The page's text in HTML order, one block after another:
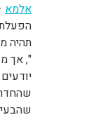
אלמא
תהיה
", אך